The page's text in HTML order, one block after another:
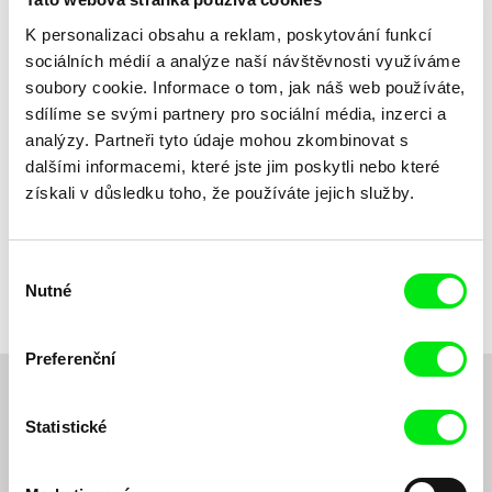
K personalizaci obsahu a reklam, poskytování funkcí
sociálních médií a analýze naší návštěvnosti využíváme
soubory cookie. Informace o tom, jak náš web používáte,
sdílíme se svými partnery pro sociální média, inzerci a
analýzy. Partneři tyto údaje mohou zkombinovat s
dalšími informacemi, které jste jim poskytli nebo které
získali v důsledku toho, že používáte jejich služby.
souhlasu
Nutné
Preferenční
Statistické
Mathilde Bédouet
Chcete být pravidelně informováni o novinkách v